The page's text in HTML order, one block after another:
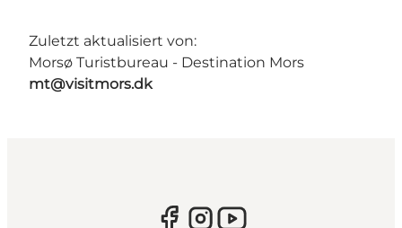
Zuletzt aktualisiert von:
Morsø Turistbureau - Destination Mors
mt@visitmors.dk